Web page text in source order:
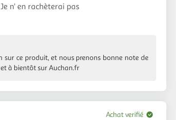
n' en rachèterai pas
sur ce produit, et nous prenons bonne note de
à bientôt sur Auchan.fr
Achat verifié